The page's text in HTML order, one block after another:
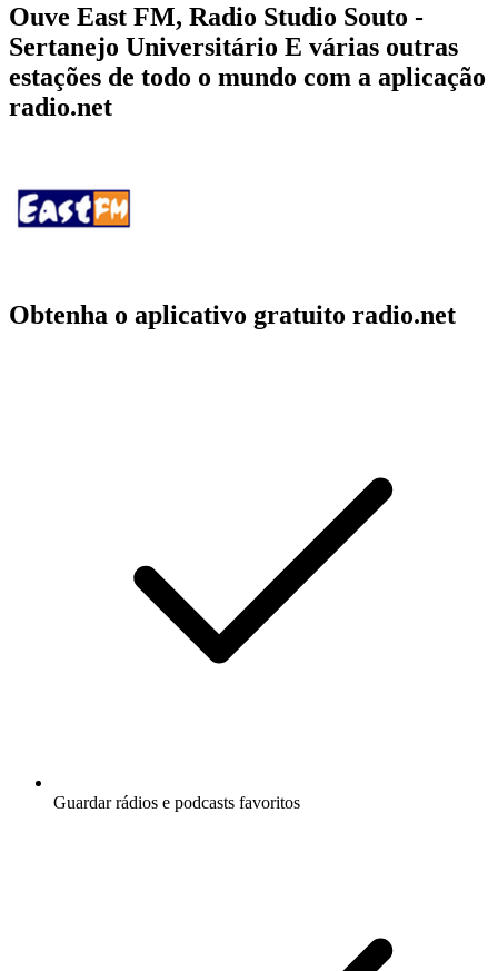
Ouve East FM, Radio Studio Souto -
Sertanejo Universitário E várias outras
estações de todo o mundo com a aplicação
radio.net
Obtenha o aplicativo gratuito radio.net
Guardar rádios e podcasts favoritos